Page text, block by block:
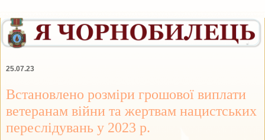
25.07.23
Встановлено розміри грошової виплати
ветеранам війни та жертвам нацистських
переслідувань у 2023 р.